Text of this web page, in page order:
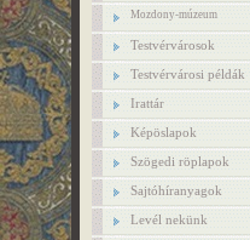
Mozdony-múzeum
Testvérvárosok
Testvérvárosi példák
Irattár
Képöslapok
Szögedi röplapok
Sajtóhíranyagok
Levél nekünk